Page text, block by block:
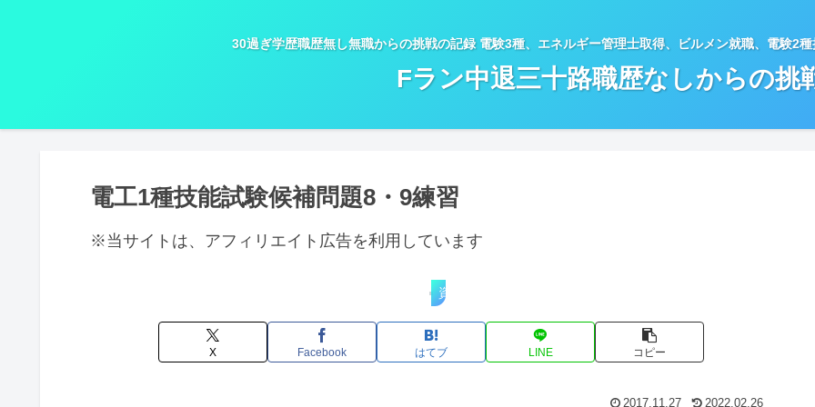
30過ぎ学歴職歴無し無職からの挑戦の記録 電験3種、エネルギー管理士取得、ビルメン就職、電験2
Fラン中退三十路職歴なしからの挑
電工1種技能試験候補問題8・9練習
※当サイトは、アフィリエイト広告を利用しています
資格試験勉強・進捗状況
X Facebook はてブ LINE コピー
2017.11.27 2022.02.26